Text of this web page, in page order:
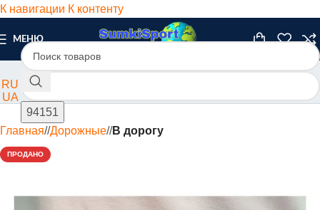
К навигации К контенту
МЕНЮ
RU
UA
Главная/ Дорожные/ В дорогу
ПРОДАНО